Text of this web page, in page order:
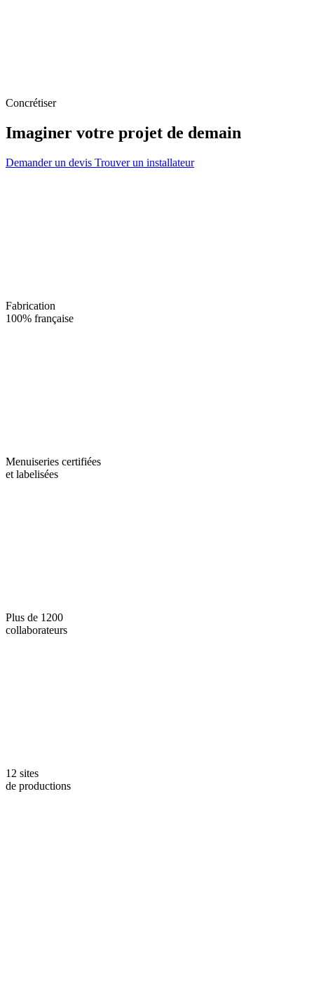
Concrétiser
Imaginer votre projet de demain
Demander un devis Trouver un installateur
Fabrication
100% française
Menuiseries certifiées
et labelisées
Plus de 1200
collaborateurs
12 sites
de productions